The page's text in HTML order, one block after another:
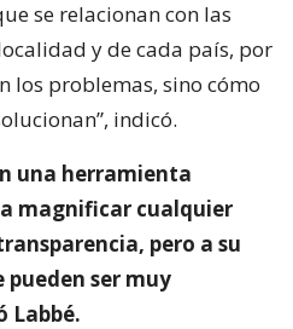
se relacionan con las
y de cada país, por
los problemas, sino cómo
indicó.
una herramienta
magnificar cualquier
pero a su
pueden ser muy
Labbé.